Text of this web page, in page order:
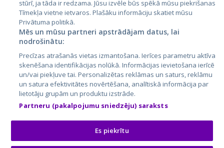
City24.lv
City24.ee
GetaPro.lv
GetaPro.ee
Skelbiu.lt
Autoplius.lt
Aruodas.lt
CVbankas.lt
Kainos.lt
Paslaugos.lt
auto24.ee
Osta.ee
KuldneBörs.ee
stūrī, ja tāda ir redzama. Jūsu izvēle būs spēkā mūsu piekrišanas
Tīmekļa vietne ietvaros. Plašāku informāciju skatiet mūsu
Privātuma politikā.
Mēs un mūsu partneri apstrādājam datus, lai
nodrošinātu:
Precīzas atrašanās vietas izmantošana. Ierīces parametru aktīva
skenēšana identifikācijas nolūkā. Informācijas ievietošana ierīcē
un/vai piekļuve tai. Personalizētas reklāmas un saturs, reklāmu
un satura efektivitātes novērtēšana, analītiskā informācija par
lietotāju grupām un produktu izstrāde.
Partneru (pakalpojumu sniedzēju) saraksts
Es piekrītu